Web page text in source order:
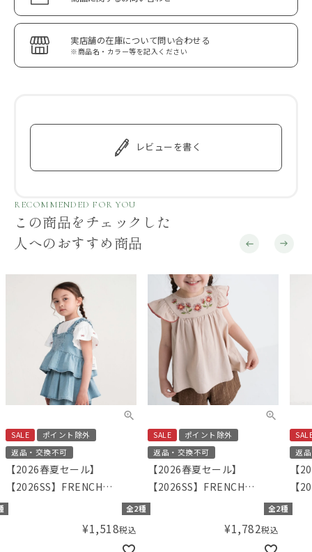
実店舗の在庫について問い合わせる
※商品名・カラー等を記入ください
レビューを書く
RECOMMENDED FOR YOU
この商品をチェックした
人へのおすすめ商品
SALE
ポイント除外
返品・交換不可
【2026春夏セール】
【2026SS】FRENCH
Aming（フレンチアミン
全2種
¥1,518税込
SALE
ポイント除外
返品・交換不可
【2026春夏セール】
【2026SS】FRENCH
Aming（フレンチアミン
全2種
¥1,782税込
返
【
【